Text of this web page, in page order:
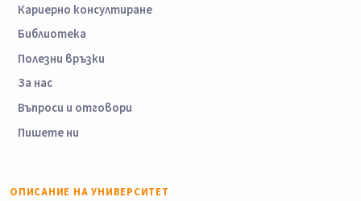
Кариерно консултиране
Библиотека
Полезни връзки
За нас
Въпроси и отговори
Пишете ни
ОПИСАНИЕ НА УНИВЕРСИТЕТ